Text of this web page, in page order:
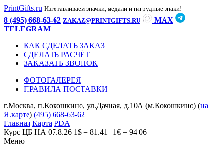
PrintGifts.ru Изготавливаем значки, медали и нагрудные знаки!
8 (495) 668-63-62 ZAKAZ@PRINTGIFTS.RU
MAX
TELEGRAM
КАК СДЕЛАТЬ ЗАКАЗ
СДЕЛАТЬ РАСЧЁТ
ЗАКАЗАТЬ ЗВОНОК
ФОТОГАЛЕРЕЯ
ПРАВИЛА ПОСТАВКИ
г.Москва, п.Кокошкино, ул.Дачная, д.10А (м.Кокошкино) (на
Я.карте) (495) 668-63-62
Главная Карта PDA
Курс ЦБ НА 07.8.26 1$ = 81.41 | 1€ = 94.06
Меню